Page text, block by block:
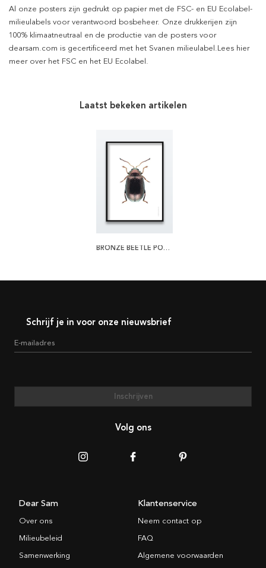
Al onze posters zijn gedrukt op papier met de FSC- en EU Ecolabel-
milieulabels voor verantwoord bosbeheer. Onze drukkerijen zijn
100% klimaatneutraal en de productie van de posters voor
dearsam.com is gecertificeerd met het Svanen milieulabel.Lees hier
meer over het FSC en het EU Ecolabel.
Laatst bekeken artikelen
BRONZE BEETLE POSTER
Schrijf je in voor onze nieuwsbrief
E-mailadres
Inschrijven
Volg ons
Dear Sam
Over ons
Milieubeleid
Samenwerking
Klantenservice
Neem contact op
FAQ
Algemene voorwaarden